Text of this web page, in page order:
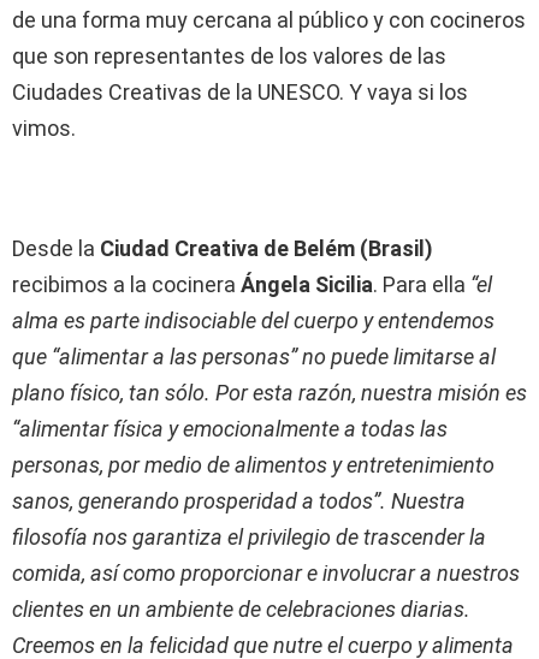
de una forma muy cercana al público y con cocineros
que son representantes de los valores de las
Ciudades Creativas de la UNESCO. Y vaya si los
vimos.
Desde la Ciudad Creativa de Belém (Brasil)
recibimos a la cocinera Ángela Sicilia. Para ella “el
alma es parte indisociable del cuerpo y entendemos
que “alimentar a las personas” no puede limitarse al
plano físico, tan sólo. Por esta razón, nuestra misión es
“alimentar física y emocionalmente a todas las
personas, por medio de alimentos y entretenimiento
sanos, generando prosperidad a todos”. Nuestra
filosofía nos garantiza el privilegio de trascender la
comida, así como proporcionar e involucrar a nuestros
clientes en un ambiente de celebraciones diarias.
Creemos en la felicidad que nutre el cuerpo y alimenta